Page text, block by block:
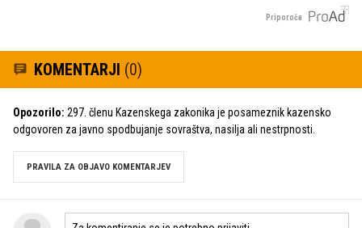
Priporoča
KOMENTARJI (0)
Opozorilo: 297. členu Kazenskega zakonika je posameznik kazensko
odgovoren za javno spodbujanje sovraštva, nasilja ali nestrpnosti.
PRAVILA ZA OBJAVO KOMENTARJEV